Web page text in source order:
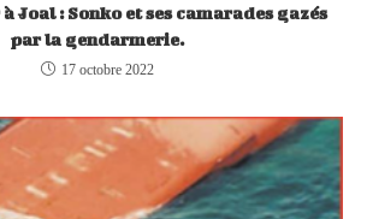
Joal : Sonko et ses camarades gazés
par la gendarmerie.
17 octobre 2022